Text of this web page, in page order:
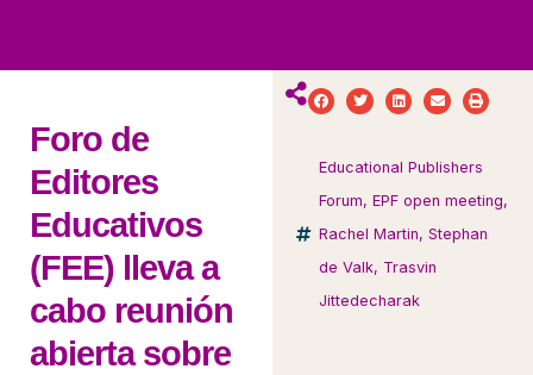
Foro de
Editores
Educativos
(FEE) lleva a
cabo reunión
abierta sobre
Educational Publishers
Forum,EPF open meeting,
Rachel Martin,Stephan
de Valk, Trasvin
Jittedecharak